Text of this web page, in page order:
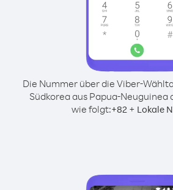
Die Nummer über die Viber-
Südkorea aus Papua-Neuguinea
wie folgt:+82 + Lokale